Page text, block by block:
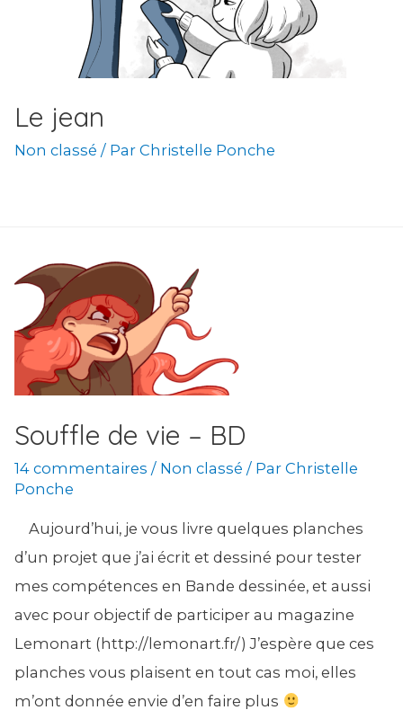
m’accompagnent
tout
Le jean
Non classé / ParChristelle Ponche
Souffle de vie – BD
14 commentaires / Non classé / ParChristelle
Ponche
Aujourd’hui, je vous livre quelques planches
d’un projet que j’ai écrit et dessiné pour tester
mes compétences en Bande dessinée, et aussi
avec pour objectif de participer au magazine
Lemonart (http://lemonart.fr/) J’espère que ces
planches vous plaisent en tout cas moi, elles
m’ont donnée envie d’en faire plus